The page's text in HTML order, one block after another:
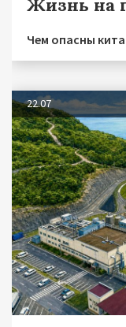
Чем опасны
22.07